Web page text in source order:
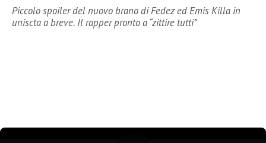
Piccolo spoiler del nuovo brano di Fedez ed Emis Killa in
uniscta a breve. Il rapper pronto a “zittire tutti”